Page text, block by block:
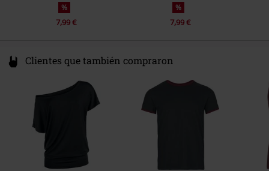
%
7,99 €
%
7,99 €
Clientes que también compraron